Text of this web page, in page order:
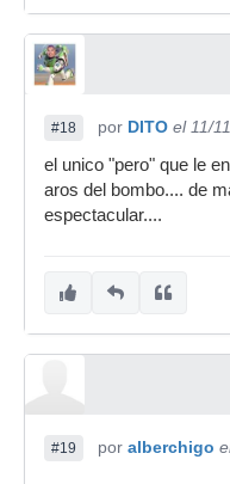
#18 por DITO el 11/
el unico "pero" que le
aros del bombo.... de
espectacular....
#19 por alberchigo